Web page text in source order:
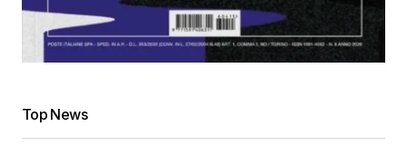
Top News